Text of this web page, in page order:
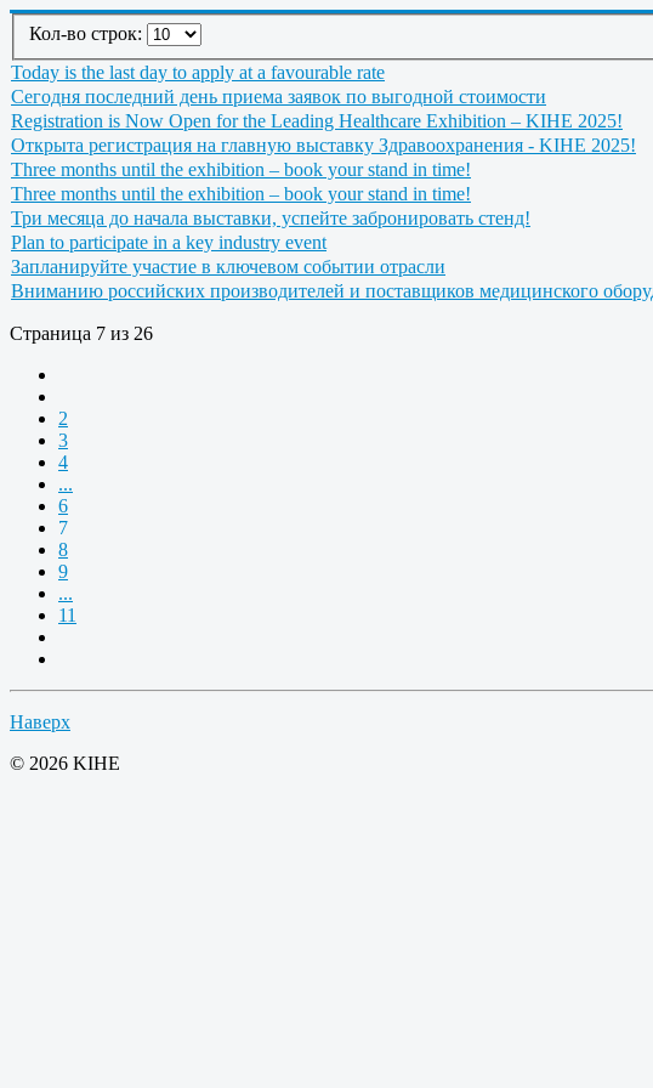
Кол-во строк:
Today is the last day to apply at a favourable rate
Сегодня последний день приема заявок по выгодной стоимости
Registration is Now Open for the Leading Healthcare Exhibition – KIHE 2025!
Открыта регистрация на главную выставку Здравоохранения - KIHE 2025!
Three months until the exhibition – book your stand in time!
Three months until the exhibition – book your stand in time!
Три месяца до начала выставки, успейте забронировать стенд!
Plan to participate in a key industry event
Запланируйте участие в ключевом событии отрасли
Вниманию российских производителей и поставщиков медицинского
Страница 7 из 26
2
3
4
...
6
7
8
9
...
11
Наверх
© 2026 KIHE